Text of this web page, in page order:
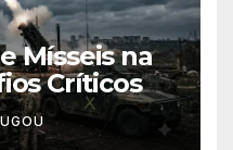
Mísseis na
Críticos